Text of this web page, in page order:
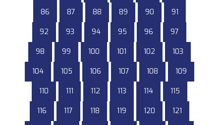
86 87 88 89 90 91
92 93 94 95 96 97
98 99 100 101 102 103
104 105 106 107 108 109
110 111 112 113 114 115
116 117 118 119 120 121